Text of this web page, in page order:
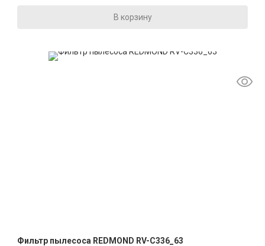
В корзину
Фильтр пылесоса REDMOND RV-C336_63